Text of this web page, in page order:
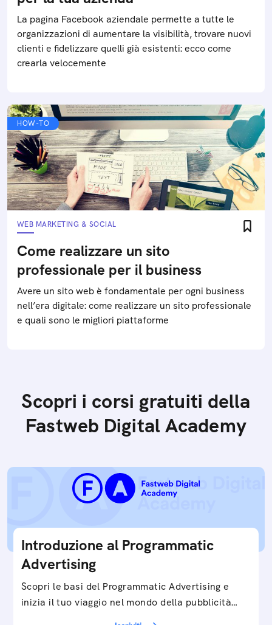
La pagina Facebook aziendale permette a tutte le
organizzazioni di aumentare la visibilità, trovare nuovi
clienti e fidelizzare quelli già esistenti: ecco come
crearla velocemente
HOW-TO
WEB MARKETING & SOCIAL
Come realizzare un sito
professionale per il business
Avere un sito web è fondamentale per ogni business
nell’era digitale: come realizzare un sito professionale
e quali sono le migliori piattaforme
Scopri i corsi gratuiti della
Fastweb Digital Academy
Introduzione al Programmatic
Advertising
Scopri le basi del Programmatic Advertising e
inizia il tuo viaggio nel mondo della pubblicità